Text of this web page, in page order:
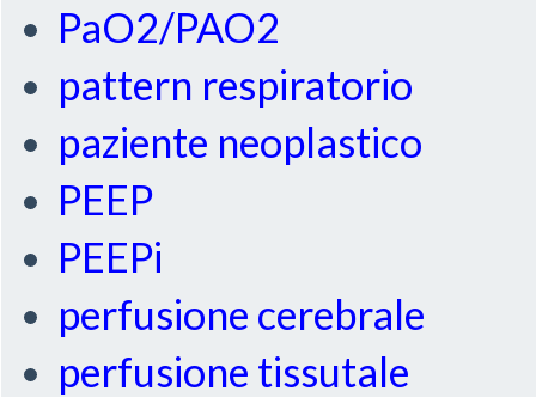
PaO2/PAO2
pattern respiratorio
paziente neoplastico
PEEP
PEEPi
perfusione cerebrale
perfusione tissutale